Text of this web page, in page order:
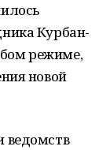
Курбан-
режиме,
новой
ведомств